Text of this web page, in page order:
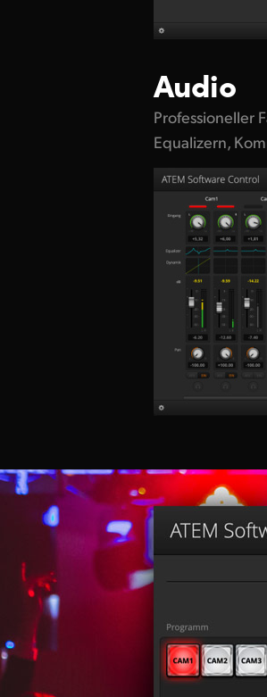
Audio
Professioneller
Equalizern,